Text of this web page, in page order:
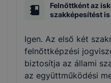
Felnőttként az
szakképesítést
Igen. Az első két
felnőttképzési
biztosítja az állami
az együttműködési